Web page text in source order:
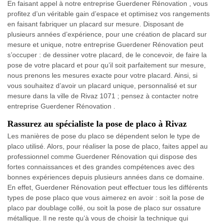
En faisant appel à notre entreprise Guerdener Rénovation , vous
profitez d’un véritable gain d’espace et optimisez vos rangements
en faisant fabriquer un placard sur mesure. Disposant de
plusieurs années d’expérience, pour une création de placard sur
mesure et unique, notre entreprise Guerdener Rénovation peut
s’occuper : de dessiner votre placard, de le concevoir, de faire la
pose de votre placard et pour qu’il soit parfaitement sur mesure,
nous prenons les mesures exacte pour votre placard. Ainsi, si
vous souhaitez d’avoir un placard unique, personnalisé et sur
mesure dans la ville de Rivaz 1071 ; pensez à contacter notre
entreprise Guerdener Rénovation .
Rassurez au spécialiste la pose de placo à Rivaz
Les manières de pose du placo se dépendent selon le type de
placo utilisé. Alors, pour réaliser la pose de placo, faites appel au
professionnel comme Guerdener Rénovation qui dispose des
fortes connaissances et des grandes compétences avec des
bonnes expériences depuis plusieurs années dans ce domaine.
En effet, Guerdener Rénovation peut effectuer tous les différents
types de pose placo que vous aimerez en avoir : soit la pose de
placo par doublage collé, ou soit la pose de placo sur ossature
métallique. Il ne reste qu’à vous de choisir la technique qui